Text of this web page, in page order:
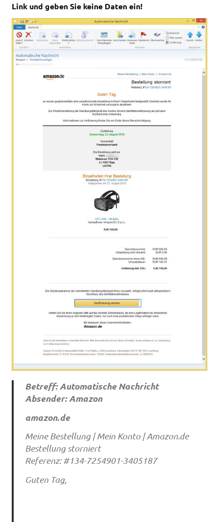
Link und geben Sie keine Daten ein!
Betreff: Automatische Nachricht
Absender: Amazon
amazon.de
Meine Bestellung | Mein Konto | Amazon.de
Bestellung storniert
Referenz: #134-7254901-3405187
Guten Tag,